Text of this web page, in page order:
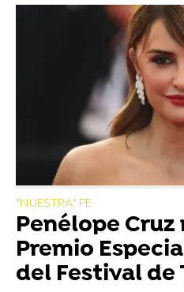
"NUESTRA" PE
Penélope
Premio
del Festival de